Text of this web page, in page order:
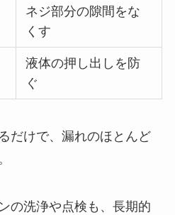
ネジ部分の隙間をな
くす
液体の押し出しを防
ぐ
だけで、漏れのほとんど
の洗浄や点検も、長期的